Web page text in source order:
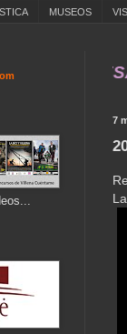
MUSEOS
7